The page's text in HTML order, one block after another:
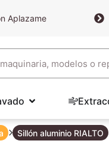
Aplazame
Sillón aluminio RIALTO